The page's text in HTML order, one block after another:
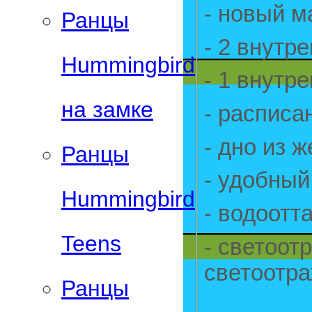
Ранцы
Hummingbird
на замке
Ранцы
Hummingbird
Teens
Ранцы
- новый
- 2
- 1
-
- дно из
-
-
-